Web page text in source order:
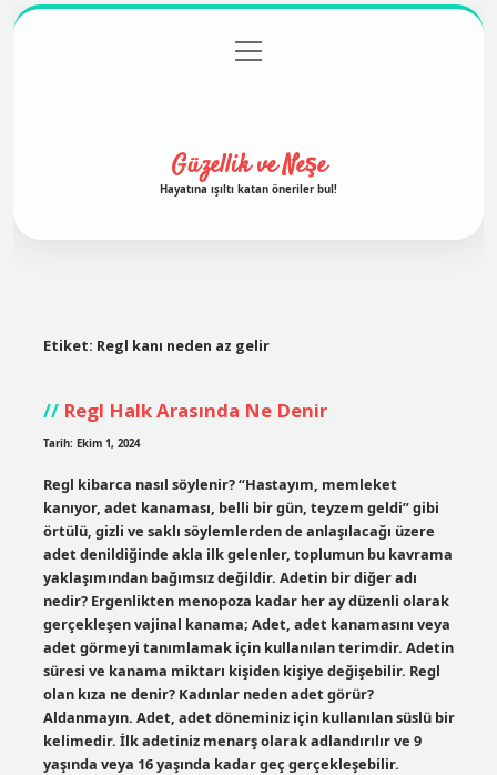
Gizlilik Politikası
menüyü
aç
Güzellik ve Neşe
Hayatına ışıltı katan öneriler bul!
Etiket: Regl kanı neden az gelir
Regl Halk Arasında Ne Denir
Tarih: Ekim 1, 2024
Regl kibarca nasıl söylenir? “Hastayım, memleket
kanıyor, adet kanaması, belli bir gün, teyzem geldi” gibi
örtülü, gizli ve saklı söylemlerden de anlaşılacağı üzere
adet denildiğinde akla ilk gelenler, toplumun bu kavrama
yaklaşımından bağımsız değildir. Adetin bir diğer adı
nedir? Ergenlikten menopoza kadar her ay düzenli olarak
gerçekleşen vajinal kanama; Adet, adet kanamasını veya
adet görmeyi tanımlamak için kullanılan terimdir. Adetin
süresi ve kanama miktarı kişiden kişiye değişebilir. Regl
olan kıza ne denir? Kadınlar neden adet görür?
Aldanmayın. Adet, adet döneminiz için kullanılan süslü bir
kelimedir. İlk adetiniz menarş olarak adlandırılır ve 9
yaşında veya 16 yaşında kadar geç gerçekleşebilir.